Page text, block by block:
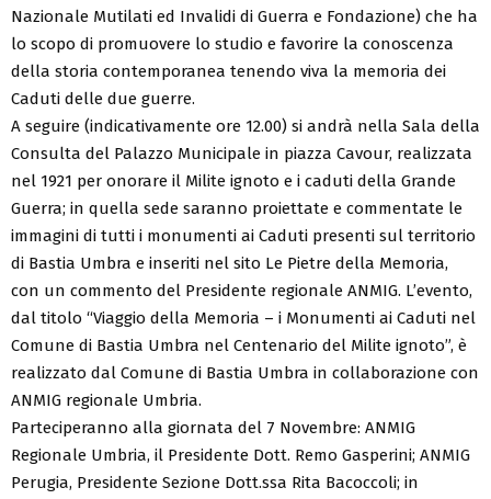
Nazionale Mutilati ed Invalidi di Guerra e Fondazione) che ha
lo scopo di promuovere lo studio e favorire la conoscenza
della storia contemporanea tenendo viva la memoria dei
Caduti delle due guerre.
A seguire (indicativamente ore 12.00) si andrà nella Sala della
Consulta del Palazzo Municipale in piazza Cavour, realizzata
nel 1921 per onorare il Milite ignoto e i caduti della Grande
Guerra; in quella sede saranno proiettate e commentate le
immagini di tutti i monumenti ai Caduti presenti sul territorio
di Bastia Umbra e inseriti nel sito Le Pietre della Memoria,
con un commento del Presidente regionale ANMIG. L’evento,
dal titolo “Viaggio della Memoria – i Monumenti ai Caduti nel
Comune di Bastia Umbra nel Centenario del Milite ignoto”, è
realizzato dal Comune di Bastia Umbra in collaborazione con
ANMIG regionale Umbria.
Parteciperanno alla giornata del 7 Novembre: ANMIG
Regionale Umbria, il Presidente Dott. Remo Gasperini; ANMIG
Perugia, Presidente Sezione Dott.ssa Rita Bacoccoli; in